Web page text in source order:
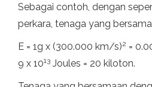
Sebagai contoh, dengan
perkara, tenaga yang
E = 1g x (300.000 km/s)2 =
9 x 1013 Joules = 20 kiloton.